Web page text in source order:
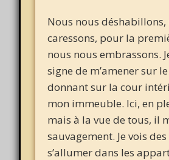
Nous nous déshabillons,
caressons, pour la
nous nous embrassons.
signe de m’amener sur
donnant sur la cour
mon immeuble. Ici, en
mais à la vue de tous, il
sauvagement. Je vois
s’allumer dans les